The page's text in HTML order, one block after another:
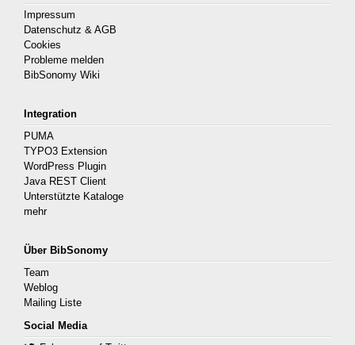
Impressum
Datenschutz & AGB
Cookies
Probleme melden
BibSonomy Wiki
Integration
PUMA
TYPO3 Extension
WordPress Plugin
Java REST Client
Unterstützte Kataloge
mehr
Über BibSonomy
Team
Weblog
Mailing Liste
Social Media